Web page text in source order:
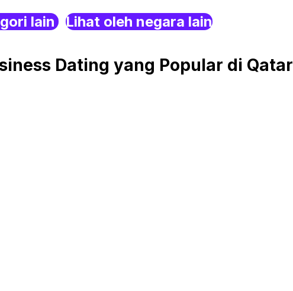
lain Lihat oleh negara lain
Dating yang Popular di Qatar